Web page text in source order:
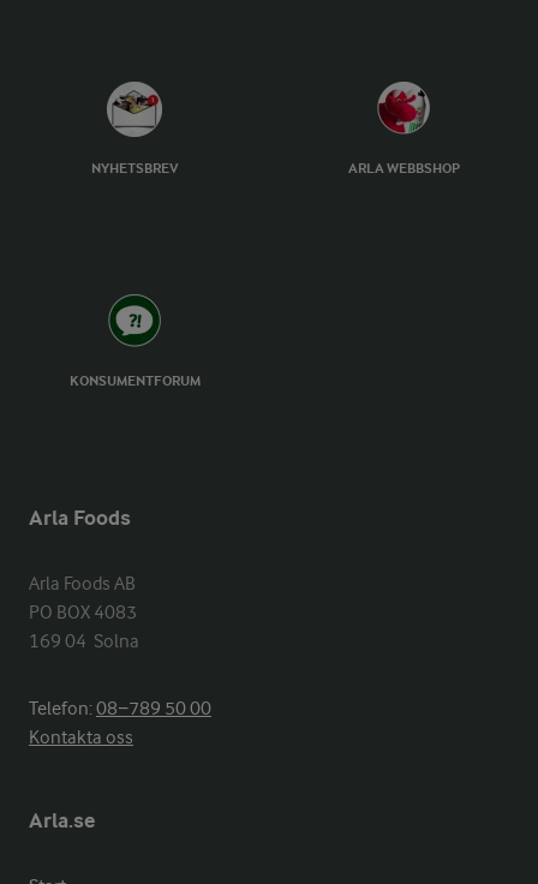
NYHETSBREV ARLA WEBBSHOP
KONSUMENTFORUM
Arla Foods
Arla Foods AB
PO BOX 4083
169 04  Solna
Telefon:08−789 50 00
Kontakta oss
Arla.se